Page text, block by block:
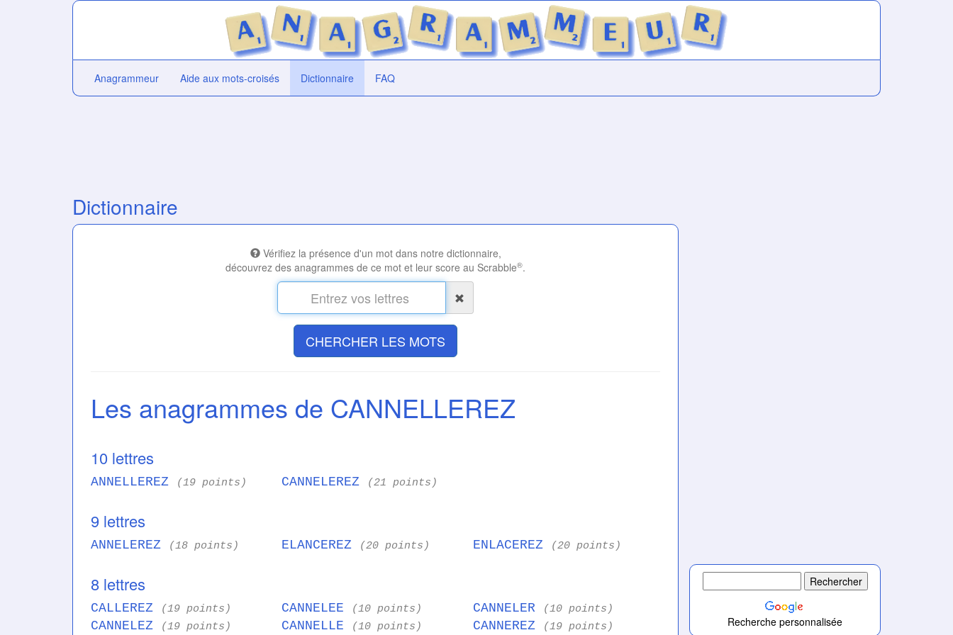
Anagrammeur Aide aux mots-croisés Dictionnaire FAQ
Dictionnaire
Vérifiez la présence d'un mot dans notre dictionnaire,
découvrez des anagrammes de ce mot et leur score au Scrabble®.
CHERCHER LES MOTS
Les anagrammes de CANNELLEREZ
10 lettres
ANNELLEREZ (19 points) CANNELEREZ (21 points)
9 lettres
ANNELEREZ (18 points) ELANCEREZ (20 points) ENLACEREZ (20 points)
8 lettres
CALLEREZ (19 points) CANNELEE (10 points) CANNELER (10 points)
CANNELEZ (19 points) CANNELLE (10 points) CANNEREZ (19 points) Recherche personnalisée